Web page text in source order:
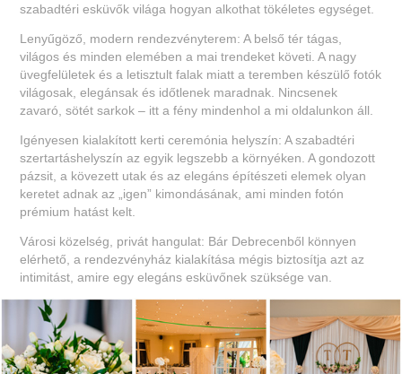
szabadtéri esküvők világa hogyan alkothat tökéletes egységet.
Lenyűgöző, modern rendezvényterem: A belső tér tágas,
világos és minden elemében a mai trendeket követi. A nagy
üvegfelületek és a letisztult falak miatt a teremben készülő fotók
világosak, elegánsak és időtlenek maradnak. Nincsenek
zavaró, sötét sarkok – itt a fény mindenhol a mi oldalunkon áll.
Igényesen kialakított kerti ceremónia helyszín: A szabadtéri
szertartáshelyszín az egyik legszebb a környéken. A gondozott
pázsit, a kövezett utak és az elegáns építészeti elemek olyan
keretet adnak az „igen” kimondásának, ami minden fotón
prémium hatást kelt.
Városi közelség, privát hangulat: Bár Debrecenből könnyen
elérhető, a rendezvényház kialakítása mégis biztosítja azt az
intimitást, amire egy elegáns esküvőnek szüksége van.